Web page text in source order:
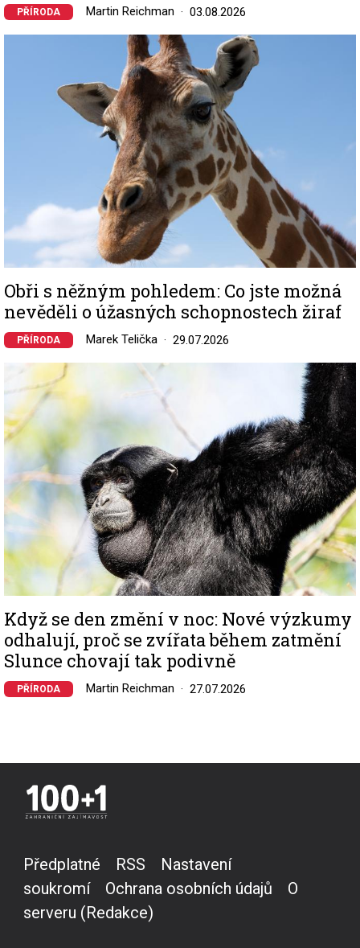
PŘÍRODA Martin Reichman 03.08.2026
Obři s něžným pohledem: Co jste možná
nevěděli o úžasných schopnostech žiraf
PŘÍRODA Marek Telička 29.07.2026
Image
Když se den změní v noc: Nové výzkumy
odhalují, proč se zvířata během zatmění
Slunce chovají tak podivně
PŘÍRODA Martin Reichman 27.07.2026
Předplatné RSS
Nastavení
soukromí
Ochrana osobních údajů
O
serveru (Redakce)